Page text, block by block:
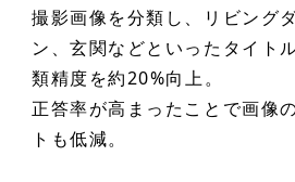
撮影画像を分類し、リビング
ン、玄関などといったタイト
類精度を約20%向上。
正答率が高まったことで画像
トも低減。